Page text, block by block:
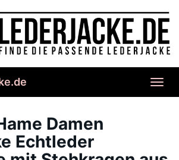
Damen
Echtleder